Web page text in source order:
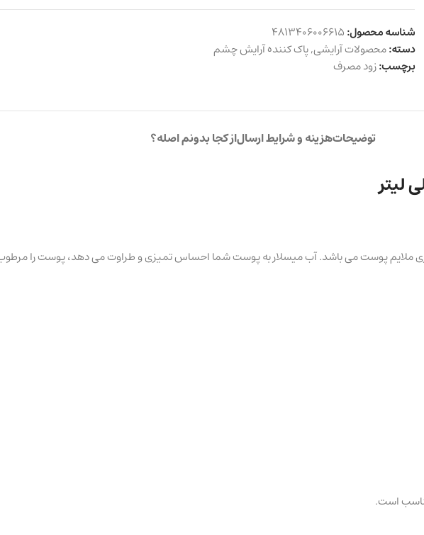
شناسه محصول:4813406006615
دسته:محصولات آرایشی,پاک کننده آرایش چشم
برچسب:زود مصرف
توضیحاتهزینه و شرایط ارسالاز کجا بدونم اصله؟
سازی ملایم پوست می باشد. آب میسلار به پوست شما احساس تمیزی و طراوت می دهد، پوست را
است.